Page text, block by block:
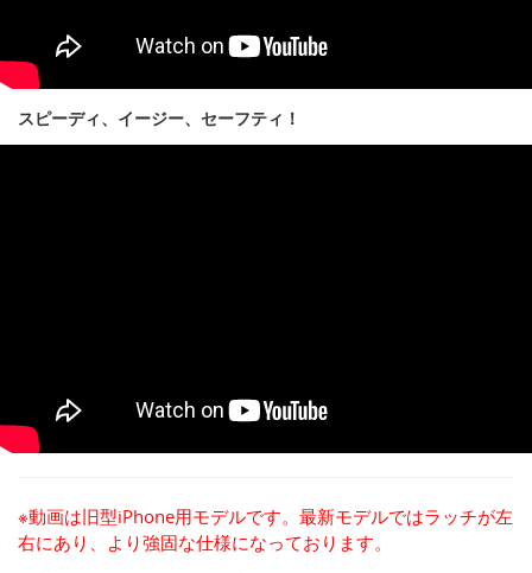
スピーディ、イージー、セーフティ！
※動画は旧型iPhone用モデルです。最新モデルではラッチが左
右にあり、より強固な仕様になっております。